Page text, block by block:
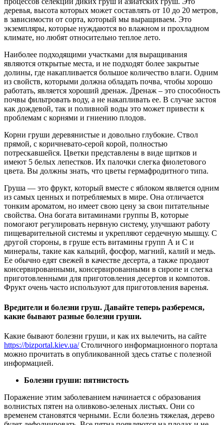
деревья, высота которых может составлять от 10 до 20 метров,
в зависимости от сорта, который мы выращиваем. Это
экземпляры, которые нуждаются во влажном и прохладном
климате, но любят относительно теплое лето.
Наиболее подходящими участками для выращивания
являются открытые места, и не подходят более закрытые
долины, где накапливается большое количество влаги. Одним
из свойств, которыми должна обладать почва, чтобы хорошо
работать, является хороший дренаж. Дренаж – это способность
почвы фильтровать воду, а не накапливать ее. В случае застоя
как дождевой, так и поливной воды это может привести к
проблемам с корнями и гниению плодов.
Корни груши деревянистые и довольно глубокие. Ствол
прямой, с коричневато-серой корой, полностью
потрескавшейся. Цветки представлены в виде щитков и
имеют 5 белых лепестков. Их палочки слегка фиолетового
цвета. Вы должны знать, что цветы гермафродитного типа.
Груша — это фрукт, который вместе с яблоком является одним
из самых ценных и потребляемых в мире. Она отличается
тонким ароматом, но имеет свою цену за свои питательные
свойства. Она богата витаминами группы В, которые
помогают регулировать нервную систему, улучшают работу
пищеварительной системы и укрепляют сердечную мышцу. С
другой стороны, в груше есть витамины групп А и С и
минералы, такие как кальций, фосфор, магний, калий и медь.
Ее обычно едят свежей в качестве десерта, а также продают
консервированными, консервированными в сиропе и слегка
приготовленными для приготовления десертов и компотов.
Фрукт очень часто используют для приготовления варенья.
Вредители и болезни груш. Давайте теперь разберемся,
какие бывают разные болезни груши.
Какие бывают болезни груши, и как их вылечить, на сайте
https://bizportal.kiev.ua/Столичного информационного портала
можно прочитать в опубликованной здесь статье с полезной
информацией.
Болезни груши: пятнистость
Поражение этим заболеванием начинается с образования
волнистых пятен на оливково-зеленых листьях. Они со
временем становятся черными. Если болезнь тяжелая, дерево